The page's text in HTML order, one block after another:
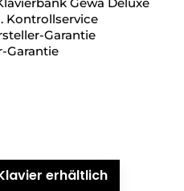
Kontrollservice
Garantie
Garantie
erhältlich